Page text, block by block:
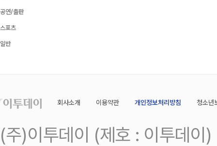
공연/출판
스포츠
일반
회사소개 이용약관 개인정보처리방침 청소년
(주)이투데이 (제호 : 이투데